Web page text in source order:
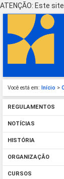
ATENÇÃO: Este
Você está em: Início >
REGULAMENTOS
NOTÍCIAS
HISTÓRIA
ORGANIZAÇÃO
CURSOS